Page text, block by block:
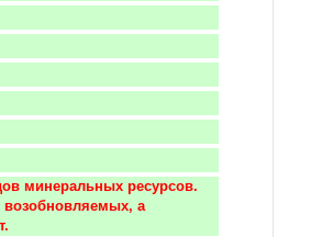
минеральных ресурсов.
возобновляемых, а